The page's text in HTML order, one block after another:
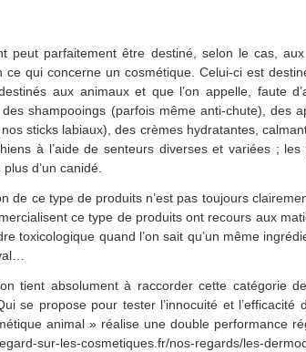
peut parfaitement être destiné, selon le cas,
qui concerne un cosmétique. Celui-ci est
aux animaux et que l’on appelle, faute
shampooings (parfois même anti-chute), des
sticks labiaux), des crèmes hydratantes,
à l’aide de senteurs diverses et variées ;
d’un canidé.
de ce type de produits n’est pas toujours
ce type de produits ont recours aux
toxicologique quand l’on sait qu’un même
tient absolument à raccorder cette catégorie
se propose pour tester l’innocuité et
animal » réalise une double performance
sur-les-cosmetiques.fr/nos-regards/les-